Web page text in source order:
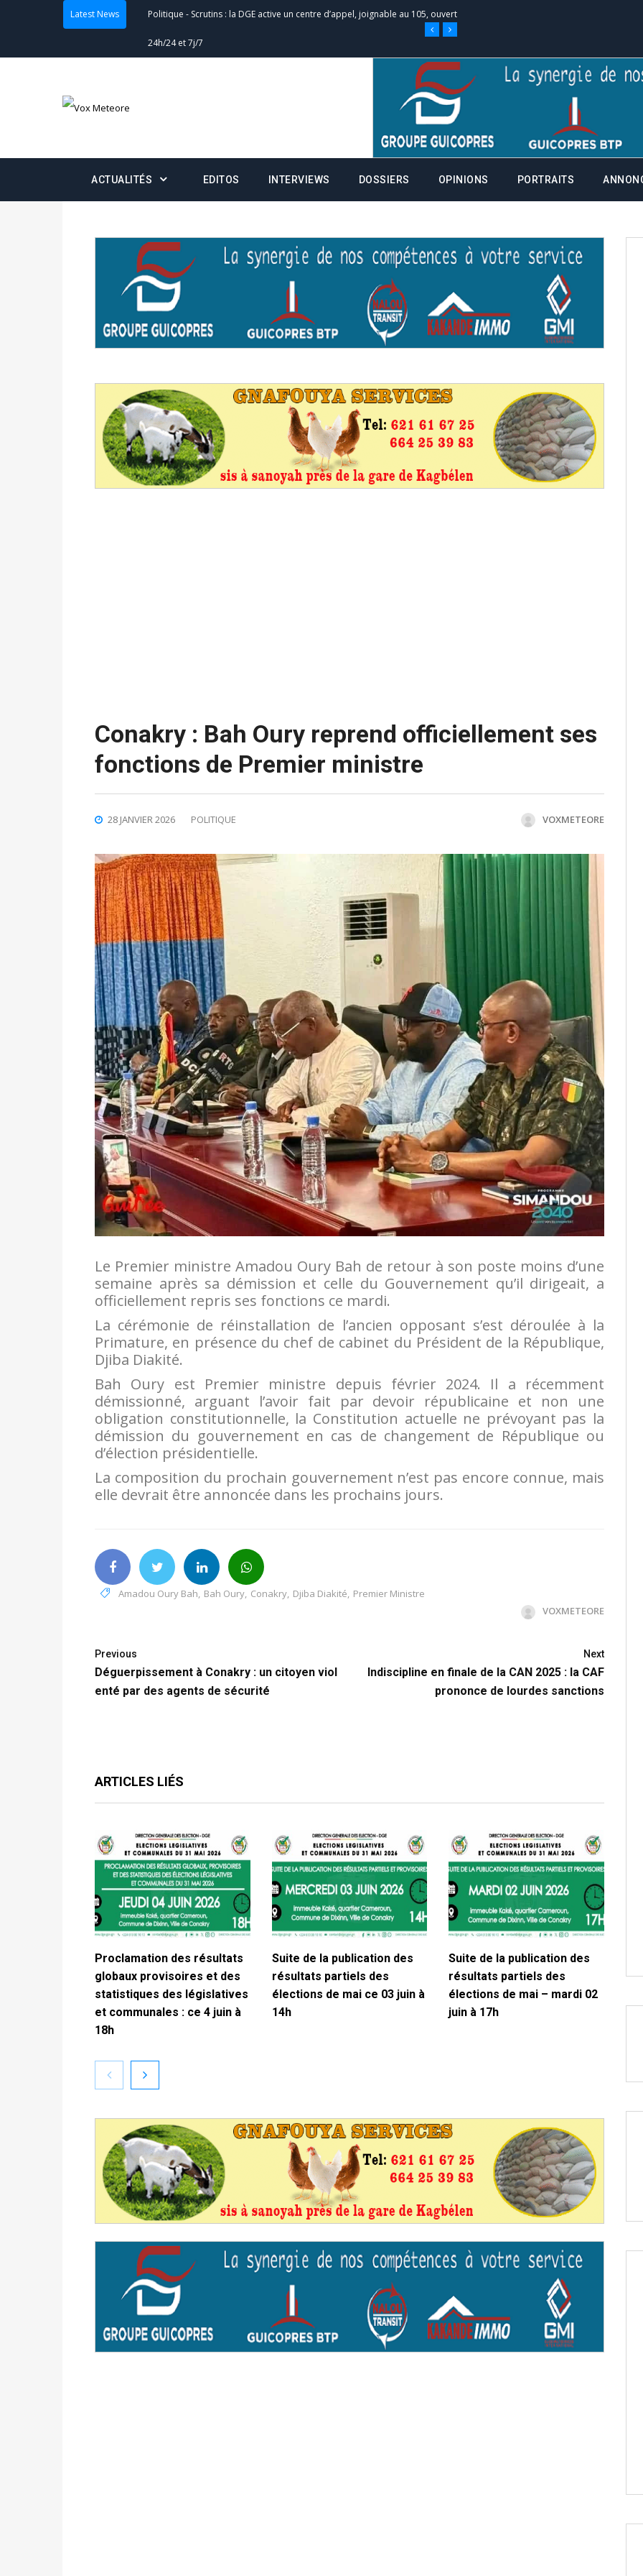
Latest News Actualités-Double scrutin du 31 mai : fin des campagnes ce jeudi 28 mai à
minuit
Communiqué relatif à la délivrance de la fiche de procuration
Convocation des membres des Commissions Administratives de
Centralisation des Votes (CACV) à une prestation de serment et à une
formation
Politique Candidats : désignez vos représentants aux CACV (centralisation
Politique Double scrutin du 31 mai : retrait des cartes d’électeurs possible
du 16 au 31 mai 2026
Politique Délégués de bureaux de vote : vos informations à transmettre
avant le 16 mai 2026 à 16h
statistiques des législatives et communales : ce 4 juin à 18h
Politique-Suite de la publication des résultats partiels des élections de mai
ce 03 juin à 14h
Politique-Suite de la publication des résultats partiels des élections de mai
ACTUALITÉS EDITOS INTERVIEWS DOSSIERS OPINIONS PORTRAITS
Conakry : Bah Oury reprend officiellement ses
fonctions de Premier ministre
28 JANVIER 2026 POLITIQUE VOXMETEORE
Le Premier ministre Amadou Oury Bah de retour à son poste moins d’une
semaine après sa démission et celle du Gouvernement qu’il dirigeait, a
officiellement repris ses fonctions ce mardi.
La cérémonie de réinstallation de l’ancien opposant s’est déroulée à la
Primature, en présence du chef de cabinet du Président de la République,
Djiba Diakité.
Bah Oury est Premier ministre depuis février 2024. Il a récemment
démissionné, arguant l’avoir fait par devoir républicaine et non une
obligation constitutionnelle, la Constitution actuelle ne prévoyant pas la
démission du gouvernement en cas de changement de République ou
d’élection présidentielle.
La composition du prochain gouvernement n’est pas encore connue, mais
elle devrait être annoncée dans les prochains jours.
Amadou Oury Bah, Bah Oury, Conakry, Djiba Diakité, Premier Ministre
VOXMETEORE
Previous
Déguerpissement à Conakry : un citoyen viol
enté par des agents de sécurité
Next
Indiscipline en finale de la CAN 2025 : la CAF
prononce de lourdes sanctions
ARTICLES LIÉS
Proclamation des résultats
globaux provisoires et des
statistiques des législatives
et communales : ce 4 juin à
18h
Suite de la publication des
résultats partiels des
élections de mai ce 03 juin à
14h
Suite de la publication des
résultats partiels des
élections de mai – mardi 02
juin à 17h